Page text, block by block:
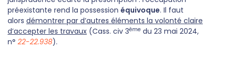
préexistante rend la possession équivoque. Il faut
alors démontrer par d’autres éléments la volonté claire
d’accepter les travaux (Cass. civ 3ème du 23 mai 2024,
n° 22-22.938).